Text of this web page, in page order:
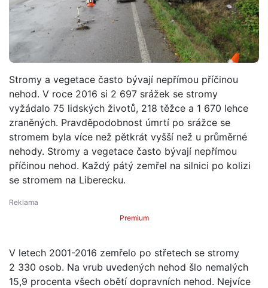
Stromy a vegetace často bývají nepřímou příčinou
nehod. V roce 2016 si 2 697 srážek se stromy
vyžádalo 75 lidských životů, 218 těžce a 1 670 lehce
zraněných. Pravděpodobnost úmrtí po srážce se
stromem byla více než pětkrát vyšší než u průměrné
nehody. Stromy a vegetace často bývají nepřímou
příčinou nehod. Každý pátý zemřel na silnici po kolizi
se stromem na Liberecku.
Premium
V letech 2001-2016 zemřelo po střetech se stromy
2 330 osob. Na vrub uvedených nehod šlo nemalých
15,9 procenta všech obětí dopravních nehod. Nejvíce